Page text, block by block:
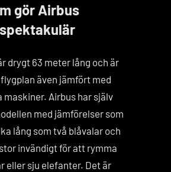
gör Airbus
drygt 63 meter lång och är
även jämfört med
maskiner. Airbus har själv
med jämförelser som
lång som två blåvalar och
invändigt för att rymma
eller sju elefanter. Det är